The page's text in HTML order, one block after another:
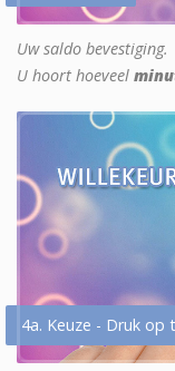
Uw saldo bevestiging.
U hoort hoeveel
4a. Keuze - Druk op